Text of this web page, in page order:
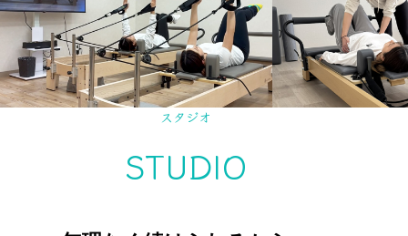
スタジオ
STUDIO